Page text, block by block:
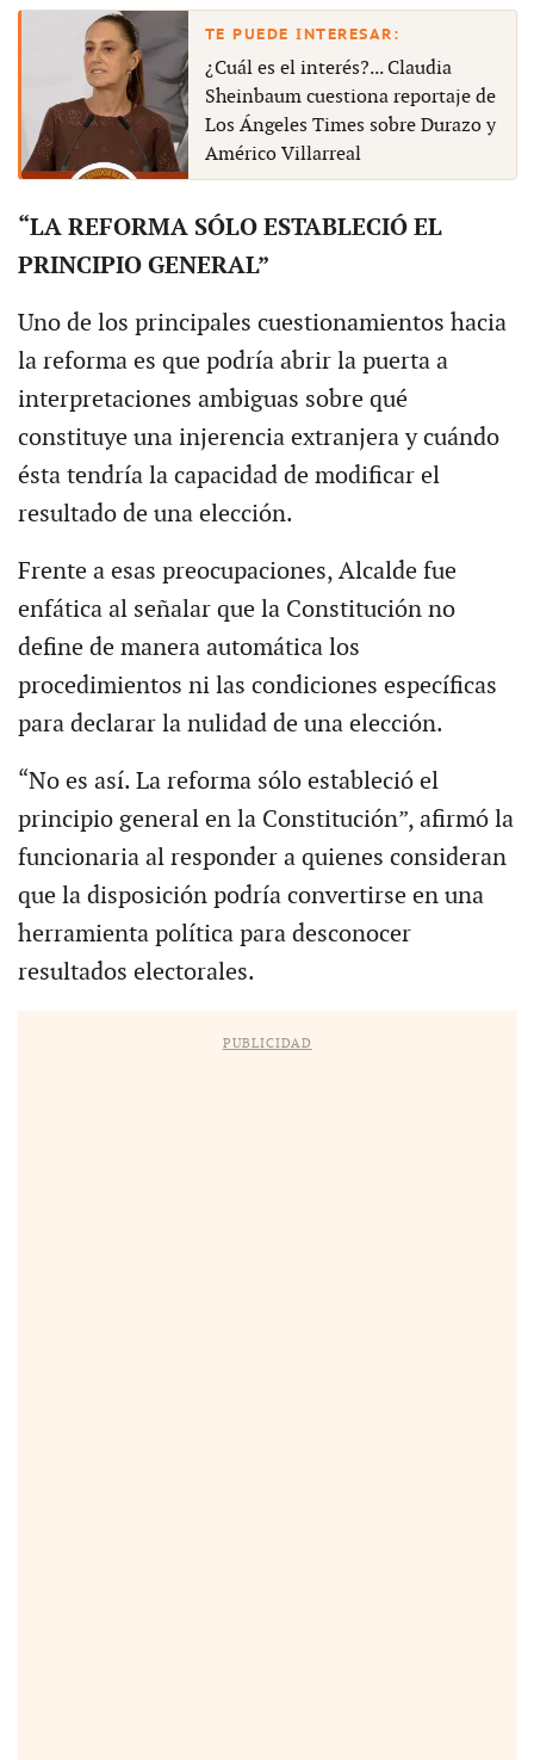
¿Cuál es el interés?... Claudia
Sheinbaum cuestiona reportaje de
Los Ángeles Times sobre Durazo y
Américo Villarreal
“LA REFORMA SÓLO ESTABLECIÓ EL
PRINCIPIO GENERAL”
Uno de los principales cuestionamientos hacia
la reforma es que podría abrir la puerta a
interpretaciones ambiguas sobre qué
constituye una injerencia extranjera y cuándo
ésta tendría la capacidad de modificar el
resultado de una elección.
Frente a esas preocupaciones, Alcalde fue
enfática al señalar que la Constitución no
define de manera automática los
procedimientos ni las condiciones específicas
para declarar la nulidad de una elección.
“No es así. La reforma sólo estableció el
principio general en la Constitución”, afirmó la
funcionaria al responder a quienes consideran
que la disposición podría convertirse en una
herramienta política para desconocer
resultados electorales.
PUBLICIDAD